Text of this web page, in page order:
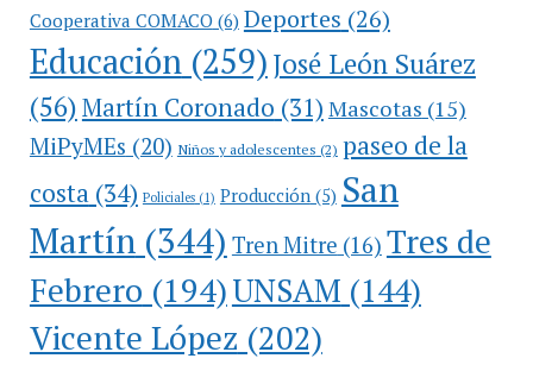
Cooperativa COMACO(6) Deportes (26)
Educación(259)José León Suárez
(56)Martín Coronado (31) Mascotas (15)
MiPyMEs (20) Niños y adolescentes (2) paseo de la
costa(34) Policiales(1) Producción(5) San
Martín(344) Tren Mitre (16) Tres de
Febrero (194)UNSAM (144)
Vicente López (202)